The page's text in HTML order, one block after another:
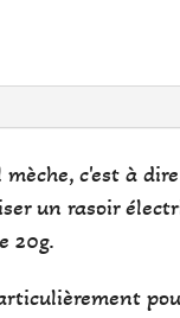
mèche, c'est à
un rasoir
20g.